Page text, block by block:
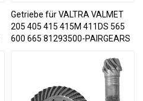
Getriebe für VALTRA VALMET
205 405 415 415M 411DS 565
600 665 81293500-PAIRGEARS